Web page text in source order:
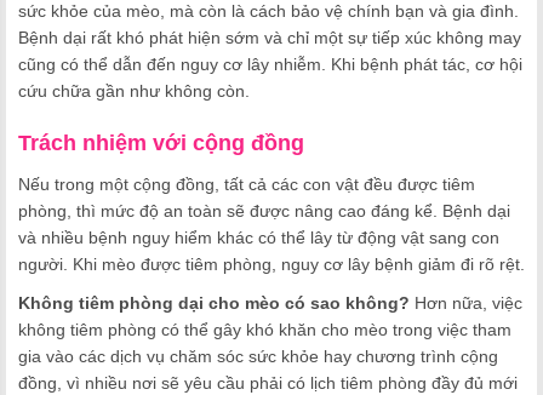
sức khỏe của mèo, mà còn là cách bảo vệ chính bạn và gia đình.
Bệnh dại rất khó phát hiện sớm và chỉ một sự tiếp xúc không may
cũng có thể dẫn đến nguy cơ lây nhiễm. Khi bệnh phát tác, cơ hội
cứu chữa gần như không còn.
Trách nhiệm với cộng đồng
Nếu trong một cộng đồng, tất cả các con vật đều được tiêm
phòng, thì mức độ an toàn sẽ được nâng cao đáng kể. Bệnh dại
và nhiều bệnh nguy hiểm khác có thể lây từ động vật sang con
người. Khi mèo được tiêm phòng, nguy cơ lây bệnh giảm đi rõ rệt.
Không tiêm phòng dại cho mèo có sao không? Hơn nữa, việc
không tiêm phòng có thể gây khó khăn cho mèo trong việc tham
gia vào các dịch vụ chăm sóc sức khỏe hay chương trình cộng
đồng, vì nhiều nơi sẽ yêu cầu phải có lịch tiêm phòng đầy đủ mới